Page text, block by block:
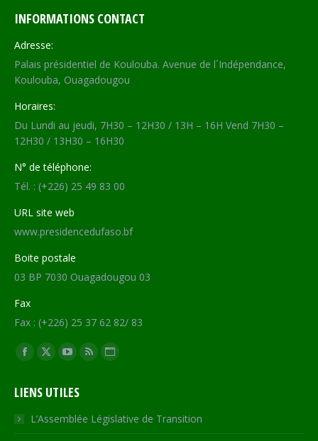
INFORMATIONS CONTACT
Adresse:
Palais présidentiel de Koulouba. Avenue de l´Indépendance,
Koulouba, Ouagadougou
Horaires:
Du Lundi au jeudi, 7H30 – 12H30 / 13H – 16H Vend 7H30 –
12H30 / 13H30 – 16H30
N° de téléphone:
Tél. : (+226) 25 49 83 00
URL site web
www.presidencedufaso.bf
Boite postale
03 BP 7030 Ouagadougou 03
Fax
Fax : (+226) 25 37 62 82/ 83
Trouvez nous sur :
Facebook
opens
in
new
X
opens
in
new
YouTube
opens
in
new
RSS
in
new
Site
opens
in
LIENS UTILES
L’Assemblée Législative de Transition